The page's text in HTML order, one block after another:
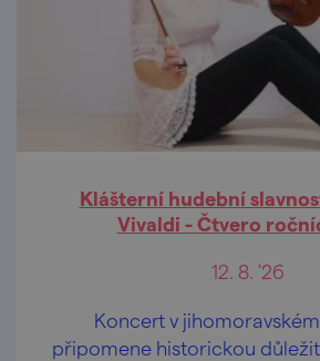
Klášterní hudební
Vivaldi - Čtvero
12. 8. '26
Koncert v
připomene historickou